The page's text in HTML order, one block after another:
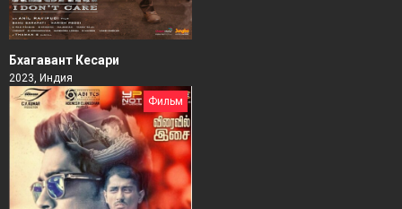
Бхагавант Кесари
2023, Индия
Фильм